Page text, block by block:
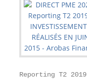
Reporting T2 2019